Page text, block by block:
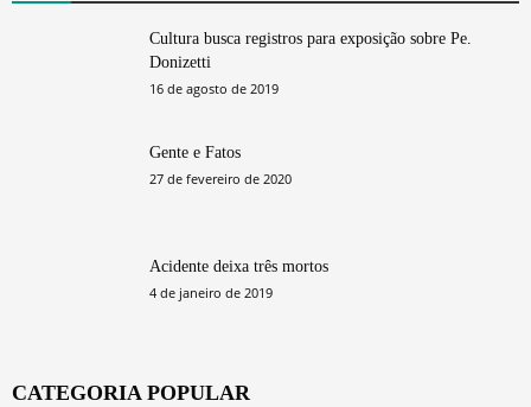
Cultura busca registros para exposição sobre Pe.
Donizetti
16 de agosto de 2019
Gente e Fatos
27 de fevereiro de 2020
Acidente deixa três mortos
4 de janeiro de 2019
CATEGORIA POPULAR